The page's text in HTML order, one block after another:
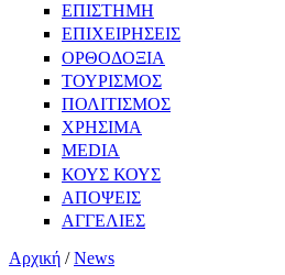
ΕΠΙΣΤΗΜΗ
ΕΠΙΧΕΙΡΗΣΕΙΣ
ΟΡΘΟΔΟΞΙΑ
ΤΟΥΡΙΣΜΟΣ
ΠΟΛΙΤΙΣΜΟΣ
ΧΡΗΣΙΜΑ
MEDIA
ΚΟΥΣ ΚΟΥΣ
ΑΠΟΨΕΙΣ
ΑΓΓΕΛΙΕΣ
Αρχική /News